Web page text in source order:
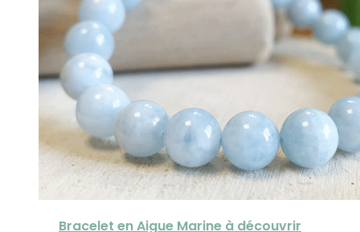
Bracelet en Aigue Marine à découvrir